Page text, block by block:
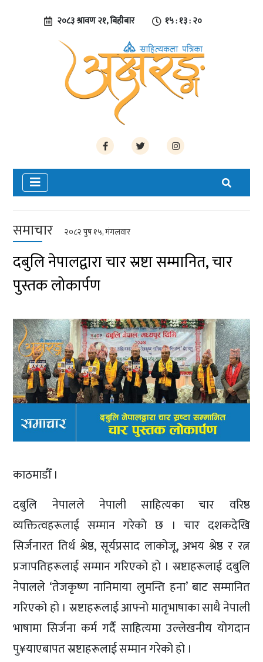
२०८३ श्रावण २१, बिहीबार १५ : १३ : २१
समाचार २०८२ पुष १५, मंगलवार
दबुलि नेपालद्वारा चार स्रष्टा सम्मानित, चार
पुस्तक लोकार्पण
काठमाडौँ ।
दबुलि नेपालले नेपाली साहित्यका चार वरिष्ठ
व्यक्तित्वहरूलाई सम्मान गरेको छ । चार दशकदेखि
सिर्जनारत तिर्थ श्रेष्ठ, सूर्यप्रसाद लाकोजू, अभय श्रेष्ठ र रत्न
प्रजापतिहरूलाई सम्मान गरिएको हो । स्रष्टाहरूलाई दबुलि
नेपालले ‘तेजकृष्ण नानिमाया लुमन्ति हना’ बाट सम्मानित
गरिएको हो । स्रष्टाहरूलाई आफ्नो मातृभाषाका साथै नेपाली
भाषामा सिर्जना कर्म गर्दै साहित्यमा उल्लेखनीय योगदान
पु¥याएबापत स्रष्टाहरूलाई सम्मान गरेको हो ।